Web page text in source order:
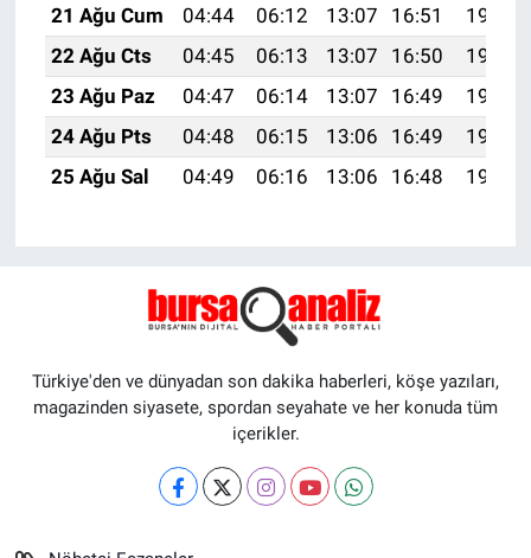
21 Ağu Cum
04:44 06:12 13:07 16:51
19:52
22 Ağu Cts
04:45 06:13 13:07 16:50
19:51
23 Ağu Paz
04:47 06:14 13:07 16:49
19:49
24 Ağu Pts
04:48 06:15 13:06 16:49
19:48
25 Ağu Sal
04:49 06:16 13:06 16:48 19:46
Türkiye'den ve dünyadan son dakika haberleri, köşe yazıları,
magazinden siyasete, spordan seyahate ve her konuda tüm
içerikler.